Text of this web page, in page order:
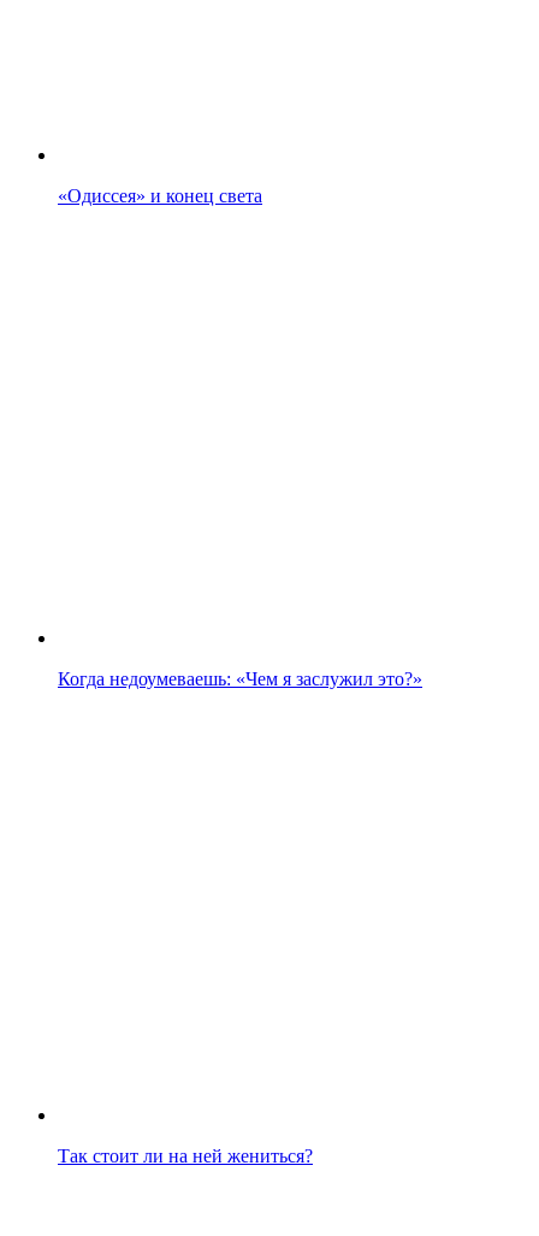
«Одиссея» и конец света
Когда недоумеваешь: «Чем я заслужил это?»
Так стоит ли на ней жениться?